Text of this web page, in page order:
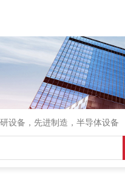
设备，先进制造，半导体设备